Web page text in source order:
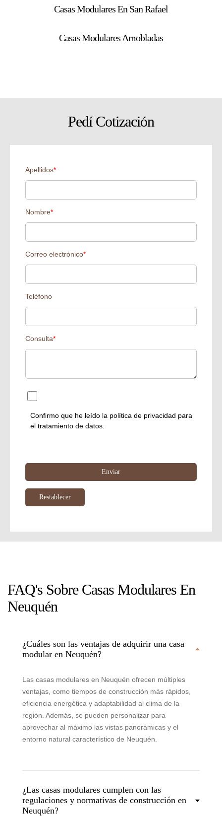
Casas Modulares En San Rafael
Casas Modulares Amobladas
Pedí Cotización
Apellidos*
Nombre*
Correo electrónico*
Teléfono
Consulta*
Confirmo que he leído la política de privacidad para
el tratamiento de datos.
FAQ's Sobre Casas Modulares En
Neuquén
¿Cuáles son las ventajas de adquirir una casa
modular en Neuquén?
Las casas modulares en Neuquén ofrecen múltiples
ventajas, como tiempos de construcción más rápidos,
eficiencia energética y adaptabilidad al clima de la
región. Además, se pueden personalizar para
aprovechar al máximo las vistas panorámicas y el
entorno natural característico de Neuquén.
¿Las casas modulares cumplen con las
regulaciones y normativas de construcción en
Neuquén?